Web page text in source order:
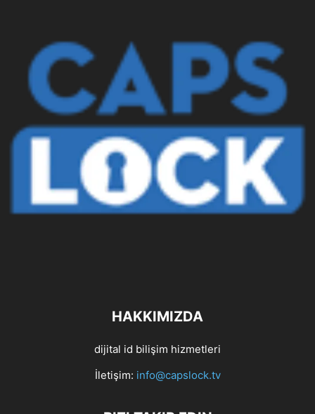
HAKKIMIZDA
dijital id bilişim hizmetleri
İletişim: info@capslock.tv